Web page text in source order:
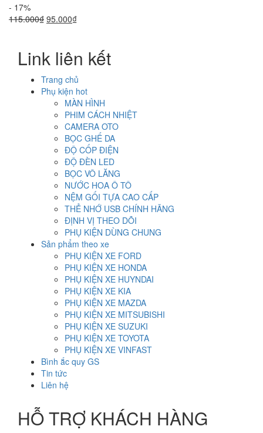
- 17%
115.000₫ Giá
115.000₫.
95.000₫Giá
là:
95.000₫.
Link liên kết
Trang chủ
Phụ kiện hot
MÀN HÌNH
PHIM CÁCH NHIỆT
CAMERA OTO
BỌC GHẾ DA
ĐỘ CỐP ĐIỆN
ĐỘ ĐÈN LED
BỌC VÔ LĂNG
NƯỚC HOA Ô TÔ
NỆM GỐI TỰA CAO CẤP
THẺ NHỚ USB CHÍNH HÃNG
ĐỊNH VỊ THEO DÕI
PHỤ KIỆN DÙNG CHUNG
Sản phẩm theo xe
PHỤ KIỆN XE FORD
PHỤ KIỆN XE HONDA
PHỤ KIỆN XE HUYNDAI
PHỤ KIỆN XE KIA
PHỤ KIỆN XE MAZDA
PHỤ KIỆN XE MITSUBISHI
PHỤ KIỆN XE SUZUKI
PHỤ KIỆN XE TOYOTA
PHỤ KIỆN XE VINFAST
Bình ắc quy GS
Tin tức
Liên hệ
HỖ TRỢ KHÁCH HÀNG